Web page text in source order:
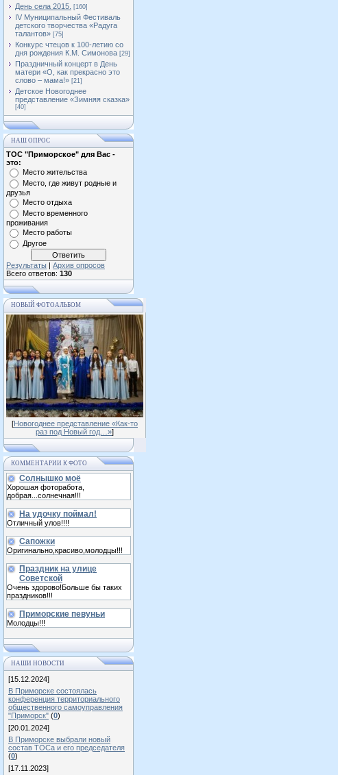
День села 2015. [160]
IV Муниципальный Фестиваль
детского творчества «Радуга
талантов» [75]
Конкурс чтецов к 100-летию со
дня рождения К.М. Симонова [29]
Праздничный концерт в День
матери «О, как прекрасно это
слово – мама!» [21]
Детское Новогоднее
представление «Зимняя сказка»
[40]
НАШ ОПРОС
ТОС "Приморское" для Вас -
это:
Место жительства
Место, где живут родные и
друзья
Место отдыха
Место временного
проживания
Место работы
Другое
Результаты | Архив опросов
Всего ответов: 130
НОВЫЙ ФОТОАЛЬБОМ
[Новогоднее представление «Как-то
раз под Новый год…»]
КОММЕНТАРИИ К ФОТО
Солнышко моё
Хорошая фоторабота,
добрая...солнечная!!!
На удочку поймал!
Отличный улов!!!!
Сапожки
Оригинально,красиво,молодцы!!!
Праздник на улице
Советской
Очень здорово!Больше бы таких
праздников!!!
Приморские певуньи
Молодцы!!!
НАШИ НОВОСТИ
[15.12.2024]
В Приморске состоялась
конференция территориального
общественного самоуправления
"Приморск" (0)
[20.01.2024]
В Приморске выбрали новый
состав ТОСа и его председателя
(0)
[17.11.2023]